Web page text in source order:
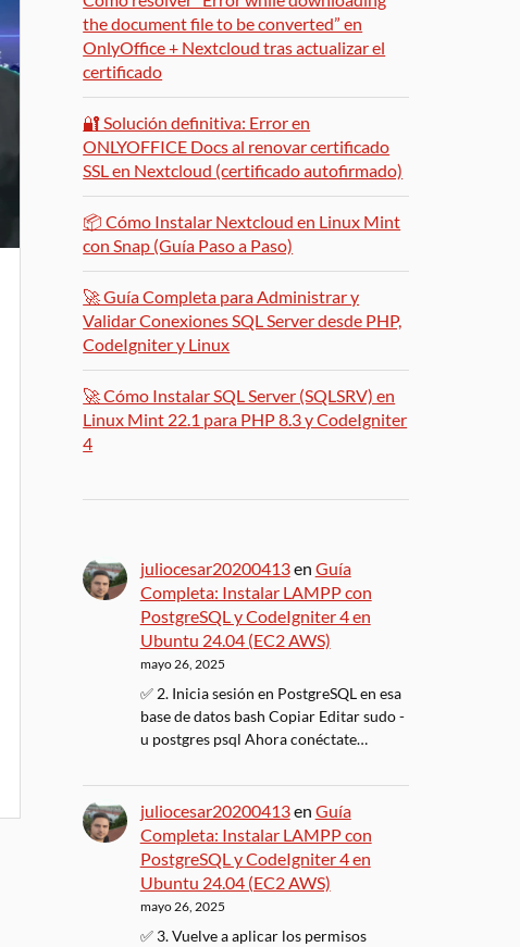
the document file to be converted” en
OnlyOffice + Nextcloud tras actualizar el
certificado
🔐 Solución definitiva: Error en
ONLYOFFICE Docs al renovar certificado
SSL en Nextcloud (certificado autofirmado)
📦 Cómo Instalar Nextcloud en Linux Mint
con Snap (Guía Paso a Paso)
🚀 Guía Completa para Administrar y
Validar Conexiones SQL Server desde PHP,
CodeIgniter y Linux
🚀 Cómo Instalar SQL Server (SQLSRV) en
Linux Mint 22.1 para PHP 8.3 y CodeIgniter
4
juliocesar20200413en Guía
Completa: Instalar LAMPP con
PostgreSQL y CodeIgniter 4 en
Ubuntu 24.04 (EC2 AWS)
mayo 26, 2025
✅ 2. Inicia sesión en PostgreSQL en esa
base de datos bash Copiar Editar sudo -
u postgres psql Ahora conéctate…
juliocesar20200413en Guía
Completa: Instalar LAMPP con
PostgreSQL y CodeIgniter 4 en
Ubuntu 24.04 (EC2 AWS)
mayo 26, 2025
✅ 3. Vuelve a aplicar los permisos